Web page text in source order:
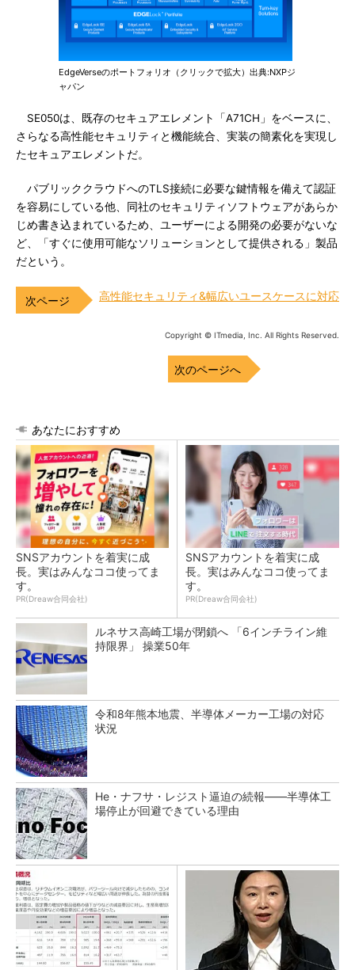
EdgeVerseのポートフォリオ（クリックで拡大）出典:NXPジ
ャパン
SE050は、既存のセキュアエレメント「A71CH」をベースに、
さらなる高性能セキュリティと機能統合、実装の簡素化を実現し
たセキュアエレメントだ。
パブリッククラウドへのTLS接続に必要な鍵情報を備えて認証
を容易にしている他、同社のセキュリティソフトウェアがあらか
じめ書き込まれているため、ユーザーによる開発の必要がないな
ど、「すぐに使用可能なソリューションとして提供される」製品
だという。
高性能セキュリティ&幅広いユースケースに対応
Copyright © ITmedia, Inc. All Rights Reserved.
次のページへ
あなたにおすすめ
SNSアカウントを着実に成
長。実はみんなココ使ってま
す。
PR(Dreaw合同会社)
SNSアカウントを着実に成
長。実はみんなココ使ってま
す。
PR(Dreaw合同会社)
ルネサス高崎工場が閉鎖へ 「6インチライン維
持限界」 操業50年
令和8年熊本地震、半導体メーカー工場の対応
状況
He・ナフサ・レジスト逼迫の続報――半導体工
場停止が回避できている理由